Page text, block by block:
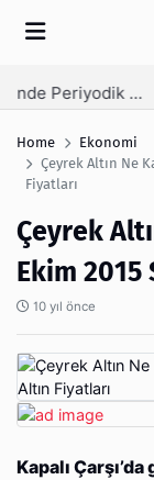
Home
Ekonomi
Çeyrek Altın Ne
Fiyatları
Çeyrek
Ekim 2015
10 yıl önce
Kapalı